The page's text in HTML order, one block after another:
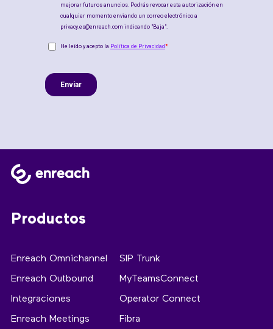
Productos
Enreach Omnichannel
Enreach Outbound
Integraciones
Enreach Meetings
SIP Trunk
MyTeamsConnect
Operator Connect
Fibra